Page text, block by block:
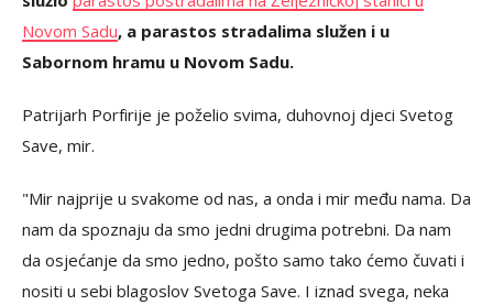
Novom Sadu, a parastos stradalima služen i u
Sabornom hramu u Novom Sadu.
Patrijarh Porfirije je poželio svima, duhovnoj djeci Svetog
Save, mir.
"Mir najprije u svakome od nas, a onda i mir među nama. Da
nam da spoznaju da smo jedni drugima potrebni. Da nam
da osjećanje da smo jedno, pošto samo tako ćemo čuvati i
nositi u sebi blagoslov Svetoga Save. I iznad svega, neka